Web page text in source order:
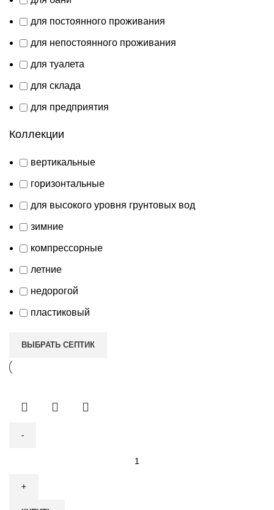
для постоянного проживания
для непостоянного проживания
для туалета
для склада
для предприятия
Коллекции
вертикальные
горизонтальные
для высокого уровня грунтовых вод
зимние
компрессорные
летние
недорогой
пластиковый
ВЫБРАТЬ СЕПТИК
Септик